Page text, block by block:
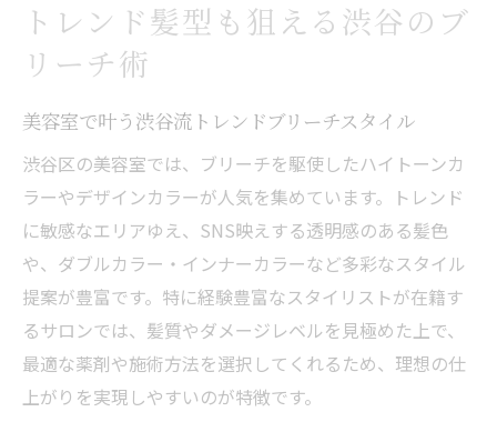
トレンド髪型も狙える渋谷のブ
リーチ術
美容室で叶う渋谷流トレンドブリーチスタイル
渋谷区の美容室では、ブリーチを駆使したハイトーンカ
ラーやデザインカラーが人気を集めています。トレンド
に敏感なエリアゆえ、SNS映えする透明感のある髪色
や、ダブルカラー・インナーカラーなど多彩なスタイル
提案が豊富です。特に経験豊富なスタイリストが在籍す
るサロンでは、髪質やダメージレベルを見極めた上で、
最適な薬剤や施術方法を選択してくれるため、理想の仕
上がりを実現しやすいのが特徴です。